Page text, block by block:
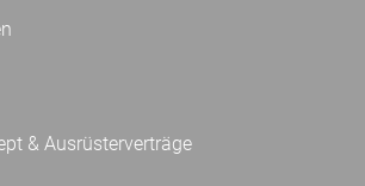
& Ausrüsterverträge